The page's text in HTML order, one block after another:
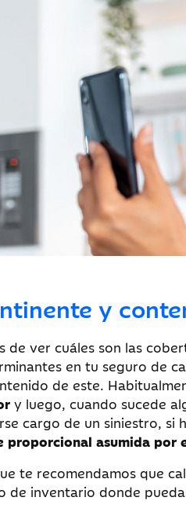
y
de ver cuáles son las
en tu seguro de
de este.
y luego, cuando sucede
cargo de un siniestro, si
proporcional asumida por
te recomendamos que
de inventario donde